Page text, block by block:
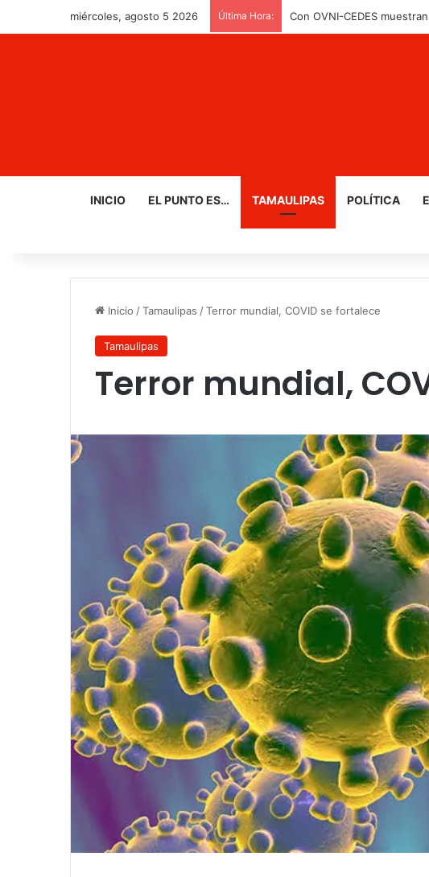
miércoles, agosto 5 2026 Última Hora: Con OVNI-CEDES
INICIO EL PUNTO ES… TAMAULIPAS POLÍTICA
Inicio /Tamaulipas /Terror mundial, COVID se fortalece
Tamaulipas
Terror mundial,